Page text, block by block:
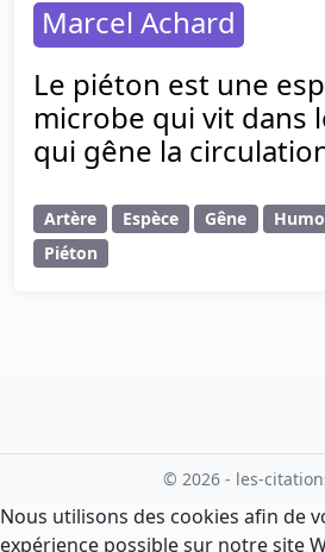
Marcel Achard
Le piéton est une
microbe qui vit dans
qui gêne la
Artère Espèce Gêne
Piéton
© 2026 - les-
Nous utilisons des cookies afin de
expérience possible sur notre site